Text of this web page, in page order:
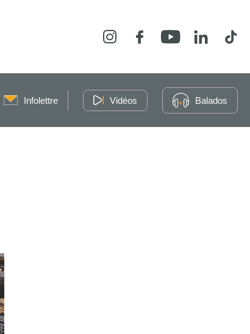
InstagramFacebookYouTubeLinkedIn
Infolettre Vidéos Balados